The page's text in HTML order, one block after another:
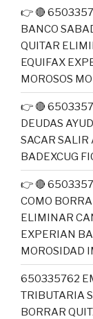
👉 🔴
BANCO
QUITAR
EQUIFAX
MOROSOS
👉 🔴
DEUDAS
SACAR SALIR
BADEXCUG
👉 🔴
COMO
ELIMINAR
EXPERIAN
MOROSIDAD
650335762
TRIBUTARIA
BORRAR